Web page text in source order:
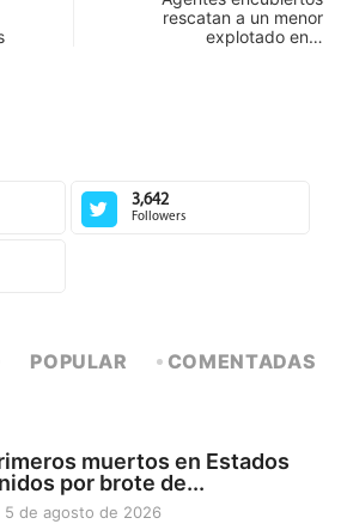
rescatan a un menor
explotado en…
3,642
Followers
POPULAR COMENTADAS
muertos en Estados
por brote de...
5 de agosto de 2026